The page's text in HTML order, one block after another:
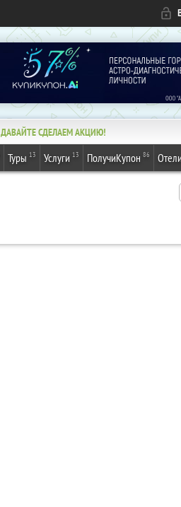
ДАВАЙТЕ СДЕЛАЕМ АКЦИЮ!
Туры 13 Услуги 13 ПолучиКупон 86 Отели